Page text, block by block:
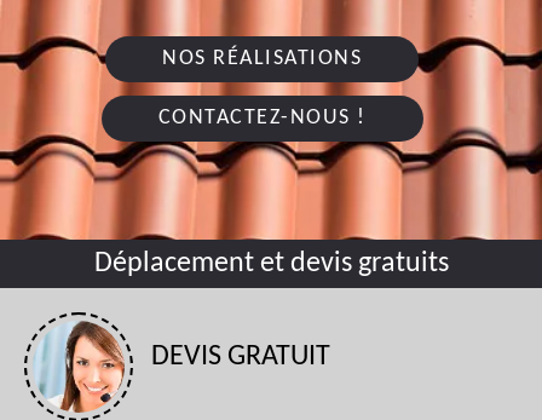
NOS RÉALISATIONS
CONTACTEZ-NOUS !
Déplacement et devis gratuits
DEVIS GRATUIT